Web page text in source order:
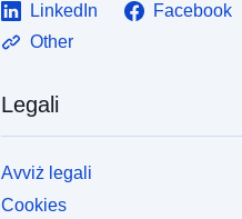
LinkedIn Facebook
Other
Legali
Avviż legali
Cookies